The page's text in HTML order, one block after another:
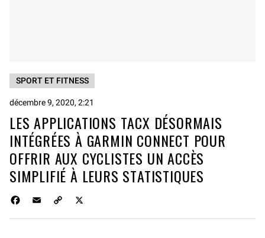
SPORT ET FITNESS
décembre 9, 2020, 2:21
LES APPLICATIONS TACX DÉSORMAIS
INTÉGRÉES À GARMIN CONNECT POUR
OFFRIR AUX CYCLISTES UN ACCÈS
SIMPLIFIÉ À LEURS STATISTIQUES